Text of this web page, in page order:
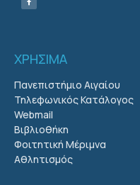
ΧΡΗΣΙΜΑ
Πανεπιστήμιο Αιγαίου
Τηλεφωνικός Κατάλογος
Webmail
Βιβλιοθήκη
Φοιτητική Μέριμνα
Αθλητισμός